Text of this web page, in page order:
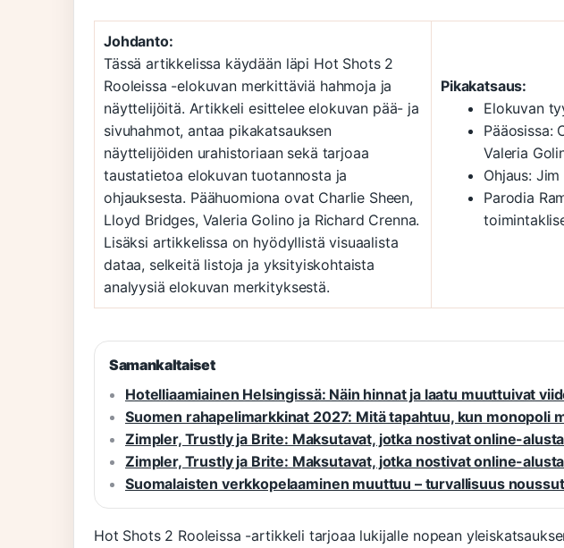
Johdanto:
Tässä artikkelissa käydään läpi Hot Shots 2
Rooleissa -elokuvan merkittäviä hahmoja ja
näyttelijöitä. Artikkeli esittelee elokuvan pää- ja
sivuhahmot, antaa pikakatsauksen
näyttelijöiden urahistoriaan sekä tarjoaa
taustatietoa elokuvan tuotannosta ja
ohjauksesta. Päähuomiona ovat Charlie Sheen,
Lloyd Bridges, Valeria Golino ja Richard Crenna.
Lisäksi artikkelissa on hyödyllistä visuaalista
dataa, selkeitä listoja ja yksityiskohtaista
analyysiä elokuvan merkityksestä.
Pikakatsaus:
Elokuvan
Pääosissa:
Valeria
Ohjaus:
Parodia
Samankaltaiset
Hotelliaamiainen Helsingissä: Näin hinnat ja laatu muuttuivat
Suomen rahapelimarkkinat 2027: Mitä tapahtuu, kun monopoli
Zimpler, Trustly ja Brite: Maksutavat, jotka nostivat online-
Zimpler, Trustly ja Brite: Maksutavat, jotka nostivat online-
Suomalaisten verkkopelaaminen muuttuu – turvallisuus
Hot Shots 2 Rooleissa -artikkeli tarjoaa lukijalle nopean